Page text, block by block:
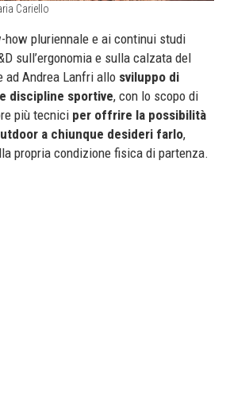
Cariello
how pluriennale e ai continui studi
sull’ergonomia e sulla calzata del
ad Andrea Lanfri allo sviluppo di
discipline sportive, con lo scopo di
più tecnici per offrire la possibilità
a chiunque desideri farlo,
propria condizione fisica di partenza.